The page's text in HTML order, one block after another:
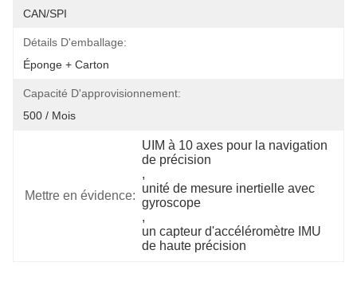
CAN/SPI
Détails D'emballage:
Éponge + Carton
Capacité D'approvisionnement:
500 / Mois
Mettre en évidence:
UIM à 10 axes pour la navigation
de précision
,
unité de mesure inertielle avec
gyroscope
,
un capteur d'accéléromètre IMU
de haute précision